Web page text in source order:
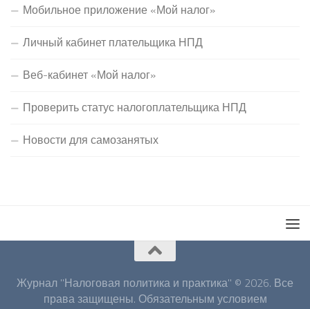
Мобильное приложение «Мой налог»
Личный кабинет плательщика НПД
Веб-кабинет «Мой налог»
Проверить статус налогоплательщика НПД
Новости для самозанятых
Журнал "Налоговая политика и практика" © 2026. Все
права защищены. Обязательным условием